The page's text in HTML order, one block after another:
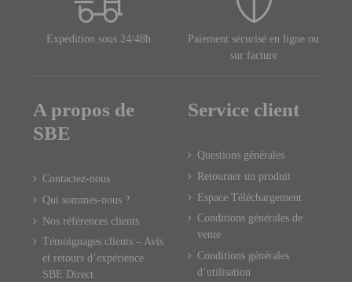
Expédition sous 24/48h
Paiement sécurisé en ligne ou
sur facture
A propos de
SBE
Contactez-nous
Qui sommes-nous ?
Nos références clients
Témoignages clients – Avis
et retours d’expérience
SBE Direct
Service client
Questions générales
Retourner un produit
Espace Téléchargement
Conditions générales de
vente
Conditions générales
d’utilisation